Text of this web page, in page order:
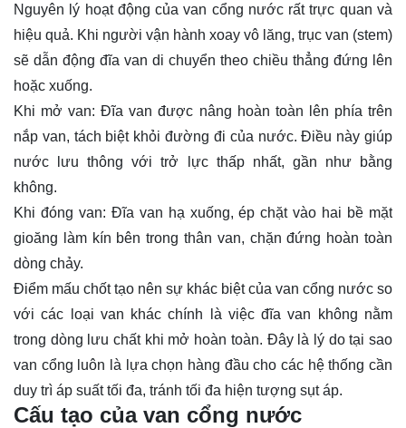
Nguyên lý hoạt động của van cổng nước rất trực quan và
hiệu quả. Khi người vận hành xoay vô lăng, trục van (stem)
sẽ dẫn động đĩa van di chuyển theo chiều thẳng đứng lên
hoặc xuống.
Khi mở van: Đĩa van được nâng hoàn toàn lên phía trên
nắp van, tách biệt khỏi đường đi của nước. Điều này giúp
nước lưu thông với trở lực thấp nhất, gần như bằng
không.
Khi đóng van: Đĩa van hạ xuống, ép chặt vào hai bề mặt
gioăng làm kín bên trong thân van, chặn đứng hoàn toàn
dòng chảy.
Điểm mấu chốt tạo nên sự khác biệt của van cổng nước so
với các loại van khác chính là việc đĩa van không nằm
trong dòng lưu chất khi mở hoàn toàn. Đây là lý do tại sao
van cổng luôn là lựa chọn hàng đầu cho các hệ thống cần
duy trì áp suất tối đa, tránh tối đa hiện tượng sụt áp.
Cấu tạo của van cổng nước